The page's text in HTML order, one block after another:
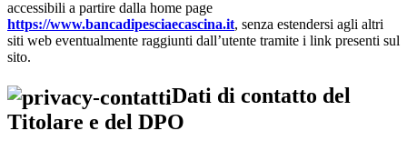
accessibili a partire dalla home page
https://www.bancadipesciaecascina.it, senza estendersi agli altri
siti web eventualmente raggiunti dall’utente tramite i link presenti sul
sito.
Dati di contatto del
Titolare e del DPO